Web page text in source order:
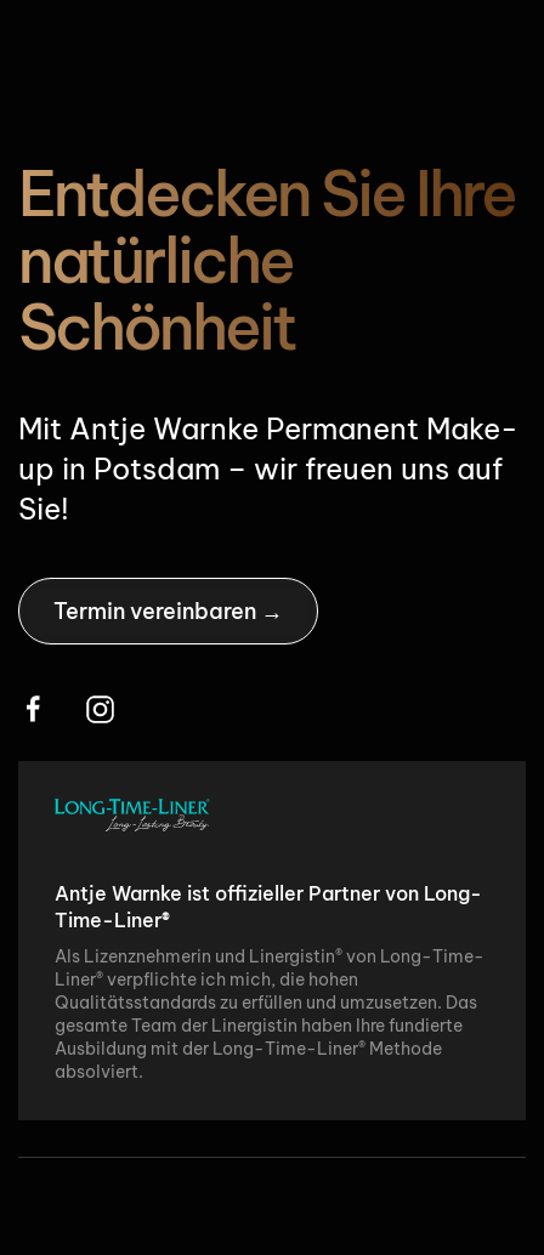
Entdecken Sie Ihre
natürliche
Schönheit
Mit Antje Warnke Permanent Make-
up in Potsdam – wir freuen uns auf
Sie!
Termin vereinbaren →
Antje Warnke ist offizieller Partner von Long-
Time-Liner®
Als Lizenznehmerin und Linergistin®von Long-Time-
Liner®verpflichte ich mich, die hohen
Qualitätsstandards zu erfüllen und umzusetzen. Das
gesamte Team der Linergistin haben Ihre fundierte
Ausbildung mit der Long-Time-Liner® Methode
absolviert.